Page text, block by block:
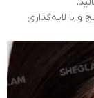
و با لایه‌گذاری